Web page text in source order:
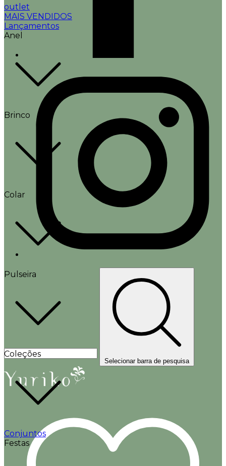
outlet
MAIS VENDIDOS
Lançamentos
Anel
Brinco
Colar
Pulseira
Coleções
Conjuntos
Festas
Selecionar barra de pesquisa